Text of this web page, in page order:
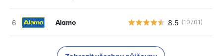
Alamo 8.5 (10701)